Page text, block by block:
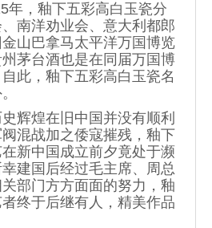
，釉下五彩高白玉瓷分
南洋劝业会、意大利都郎
山巴拿马太平洋万国博览
茅台酒也是在同届万国博
此，釉下五彩高白玉瓷名
煌在旧中国并没有顺利
混战加之倭寇摧残，釉下
新中国成立前夕竟处于濒
建国后经过毛主席、周总
部门方方面面的努力，釉
终于后继有人，精美作品